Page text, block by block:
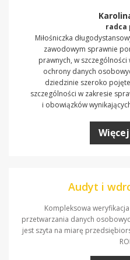
radca
Miłośniczka
zawodowym sprawnie
prawnych, w
ochrony danych
dziedzinie szeroko
szczególności w zakresie
i obowiązków
Więcej
Audyt i
Kompleksowa
przetwarzania danych
jest szyta na miarę